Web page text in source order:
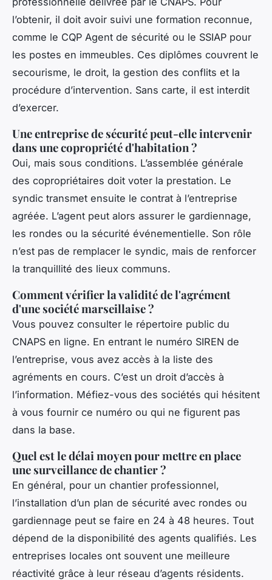
l’obtenir, il doit avoir suivi une formation reconnue,
comme le CQP Agent de sécurité ou le SSIAP pour
les postes en immeubles. Ces diplômes couvrent le
secourisme, le droit, la gestion des conflits et la
procédure d’intervention. Sans carte, il est interdit
d’exercer.
Une entreprise de sécurité peut-elle intervenir
dans une copropriété d'habitation ?
Oui, mais sous conditions. L’assemblée générale
des copropriétaires doit voter la prestation. Le
syndic transmet ensuite le contrat à l’entreprise
agréée. L’agent peut alors assurer le gardiennage,
les rondes ou la sécurité événementielle. Son rôle
n’est pas de remplacer le syndic, mais de renforcer
la tranquillité des lieux communs.
Comment vérifier la validité de l'agrément
d'une société marseillaise ?
Vous pouvez consulter le répertoire public du
CNAPS en ligne. En entrant le numéro SIREN de
l’entreprise, vous avez accès à la liste des
agréments en cours. C’est un droit d’accès à
l’information. Méfiez-vous des sociétés qui hésitent
à vous fournir ce numéro ou qui ne figurent pas
dans la base.
Quel est le délai moyen pour mettre en place
une surveillance de chantier ?
En général, pour un chantier professionnel,
l’installation d’un plan de sécurité avec rondes ou
gardiennage peut se faire en 24 à 48 heures. Tout
dépend de la disponibilité des agents qualifiés. Les
entreprises locales ont souvent une meilleure
réactivité grâce à leur réseau d’agents résidents.